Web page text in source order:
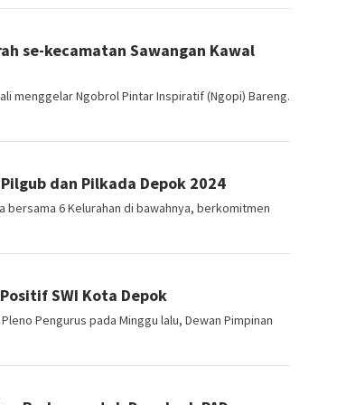
se-kecamatan Sawangan Kawal
menggelar Ngobrol Pintar Inspiratif (Ngopi) Bareng.
dan Pilkada Depok 2024
bersama 6 Kelurahan di bawahnya, berkomitmen
SWI Kota Depok
Pengurus pada Minggu lalu, Dewan Pimpinan